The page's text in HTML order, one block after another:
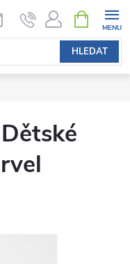
HLEDAT
NÁKUPNÍ
KOŠÍK